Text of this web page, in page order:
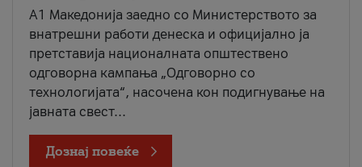
A1 Македонија заедно со Министерството за
внатрешни работи денеска и официјално ја
претставија националната општествено
одговорна кампања „Одговорно со
технологијата“, насочена кон подигнување на
јавната свест...
Дознај повеќе